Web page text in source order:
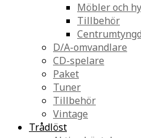
Möbler och
Tillbehör
D/A-omvandlare
CD-spelare
Paket
Tuner
Tillbehör
Vintage
Trådlöst